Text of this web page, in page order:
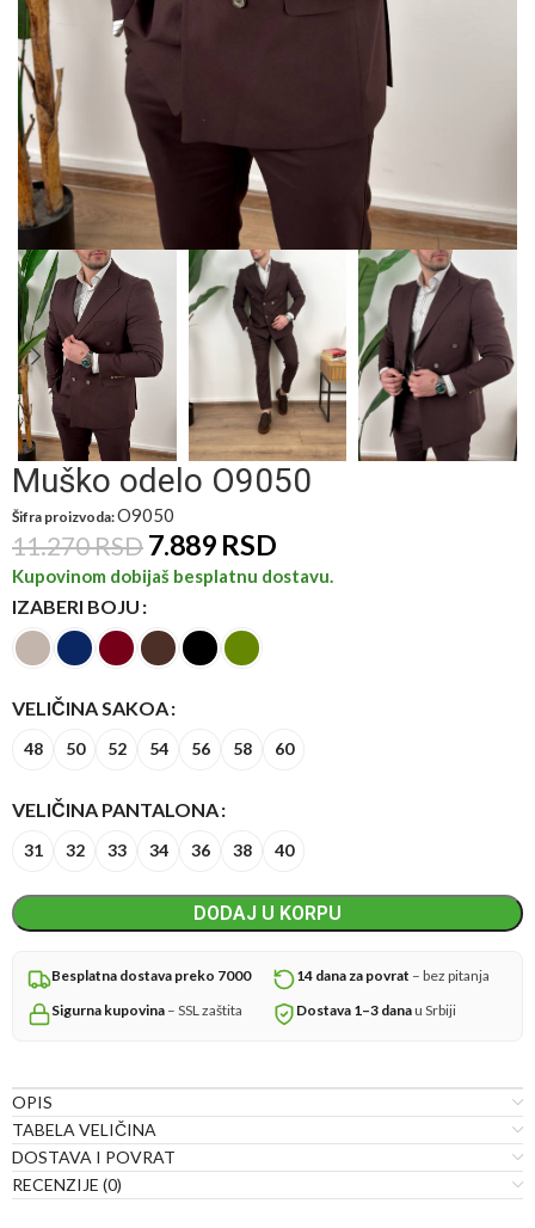
Muško odelo O9050
Šifra proizvoda:O9050
11.270RSD 7.889 RSD
Kupovinom dobijaš besplatnu dostavu.
IZABERI BOJU
VELIČINA SAKOA
48 50 52 54 56 58 60
VELIČINA PANTALONA
31 32 33 34 36 38 40
DODAJ U KORPU
Besplatna dostava preko 7000 14 dana za povrat – bez pitanja
Sigurna kupovina – SSL zaštita Dostava 1–3 danau Srbiji
OPIS
TABELA VELIČINA
DOSTAVA I POVRAT
RECENZIJE (0)